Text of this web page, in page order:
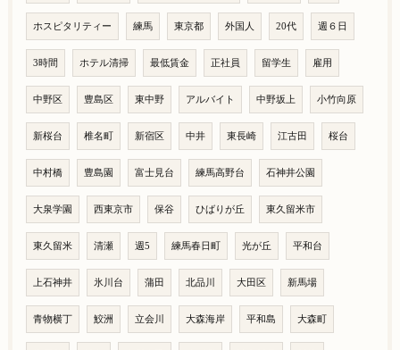
ホスピタリティー 練馬 東京都 外国人 20代 週６日
3時間 ホテル清掃 最低賃金 正社員 留学生 雇用
中野区 豊島区 東中野 アルバイト 中野坂上 小竹向原
新桜台 椎名町 新宿区 中井 東長崎 江古田 桜台
中村橋 豊島園 富士見台 練馬高野台 石神井公園
大泉学園 西東京市 保谷 ひばりが丘 東久留米市
東久留米 清瀬 週5 練馬春日町 光が丘 平和台
上石神井 氷川台 蒲田 北品川 大田区 新馬場
青物横丁 鮫洲 立会川 大森海岸 平和島 大森町